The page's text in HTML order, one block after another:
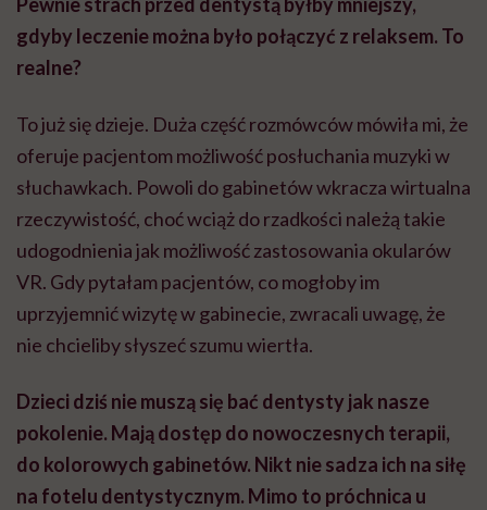
gdyby leczenie można było połączyć z relaksem. To
realne?
To już się dzieje. Duża część rozmówców mówiła mi, że
oferuje pacjentom możliwość posłuchania muzyki w
słuchawkach. Powoli do gabinetów wkracza wirtualna
rzeczywistość, choć wciąż do rzadkości należą takie
udogodnienia jak możliwość zastosowania okularów
VR. Gdy pytałam pacjentów, co mogłoby im
uprzyjemnić wizytę w gabinecie, zwracali uwagę, że
nie chcieliby słyszeć szumu wiertła.
Dzieci dziś nie muszą się bać dentysty jak nasze
pokolenie. Mają dostęp do nowoczesnych terapii,
do kolorowych gabinetów. Nikt nie sadza ich na siłę
na fotelu dentystycznym. Mimo to próchnica u